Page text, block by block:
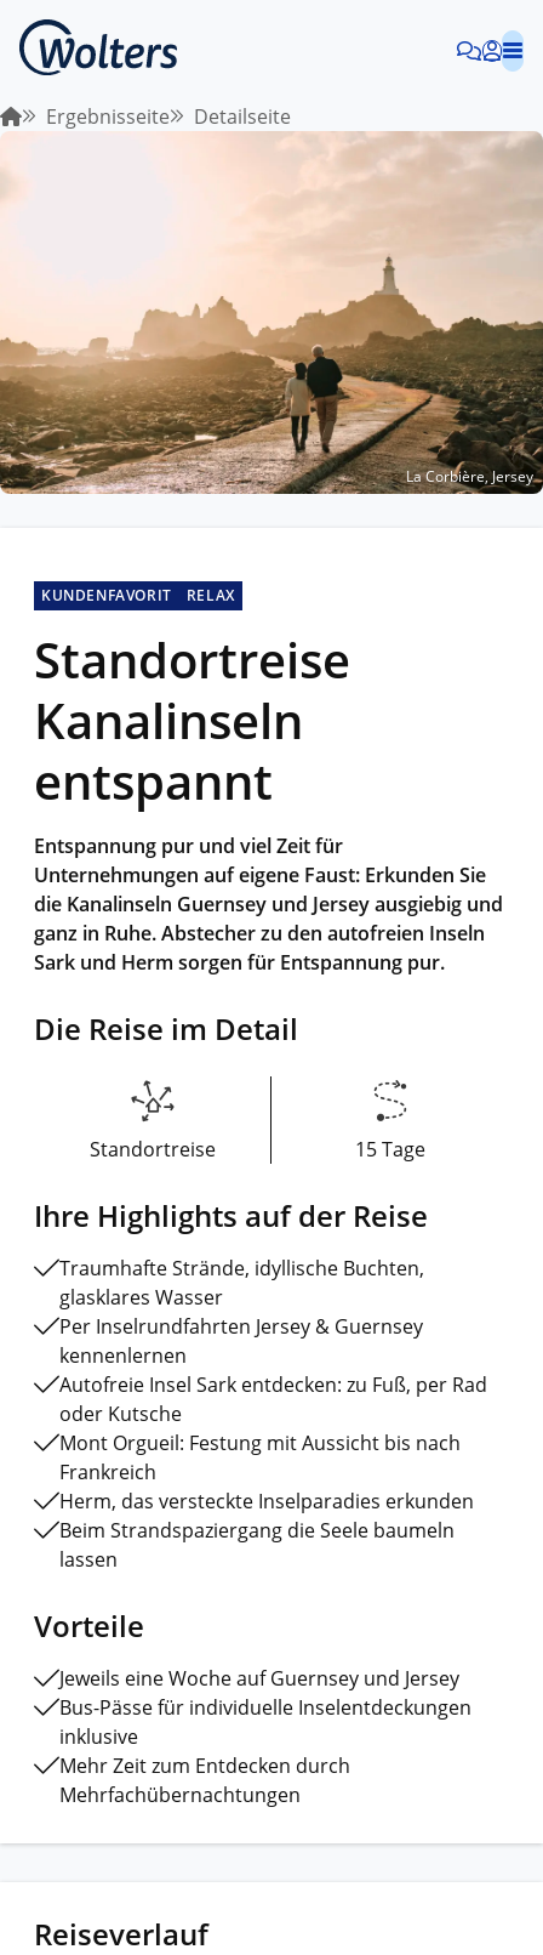
Ergebnisseite Detailseite
La Corbière, Jersey
KUNDENFAVORIT RELAX
Standortreise
Kanalinseln
entspannt
Entspannung pur und viel Zeit für
Unternehmungen auf eigene Faust: Erkunden Sie
die Kanalinseln Guernsey und Jersey ausgiebig und
ganz in Ruhe. Abstecher zu den autofreien Inseln
Sark und Herm sorgen für Entspannung pur.
Die Reise im Detail
Standortreise 15 Tage
Ihre Highlights auf der Reise
Traumhafte Strände, idyllische Buchten,
glasklares Wasser
Per Inselrundfahrten Jersey & Guernsey
kennenlernen
Autofreie Insel Sark entdecken: zu Fuß, per Rad
oder Kutsche
Mont Orgueil: Festung mit Aussicht bis nach
Frankreich
Herm, das versteckte Inselparadies erkunden
Beim Strandspaziergang die Seele baumeln
lassen
Vorteile
Jeweils eine Woche auf Guernsey und Jersey
Bus-Pässe für individuelle Inselentdeckungen
inklusive
Mehr Zeit zum Entdecken durch
Mehrfachübernachtungen
Reiseverlauf